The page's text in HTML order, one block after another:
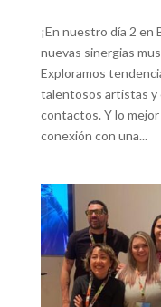
¡En nuestro día 2 en
nuevas sinergias
Exploramos
talentosos artistas y
contactos. Y lo
conexión con una...